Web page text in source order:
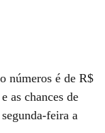
números é de R$
as chances de
feira a